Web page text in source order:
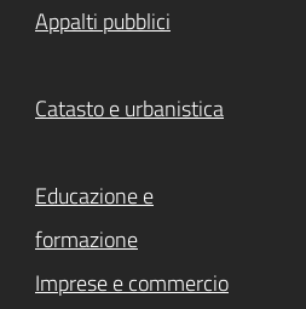
Appalti pubblici
Catasto e urbanistica
Educazione e
formazione
Imprese e commercio